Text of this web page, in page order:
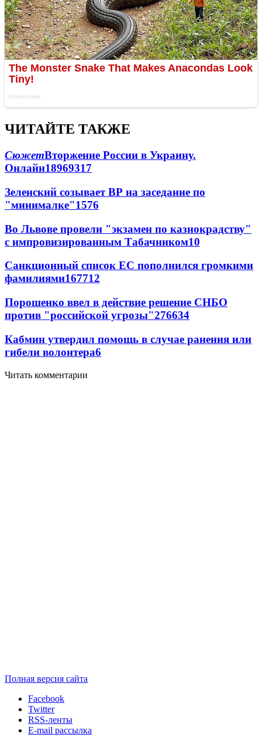
ЧИТАЙТЕ ТАКЖЕ
СюжетВторжение России в Украину.
Онлайн18969317
Зеленский созывает ВР на заседание по
"минималке"1576
Во Львове провели "экзамен по казнокрадству"
с импровизированным Табачником10
Санкционный список ЕС пополнился громкими
фамилиями167712
Порошенко ввел в действие решение СНБО
против "российской угрозы"276634
Кабмин утвердил помощь в случае ранения или
гибели волонтера6
Читать комментарии
Полная версия сайта
Facebook
Twitter
RSS-ленты
E-mail рассылка